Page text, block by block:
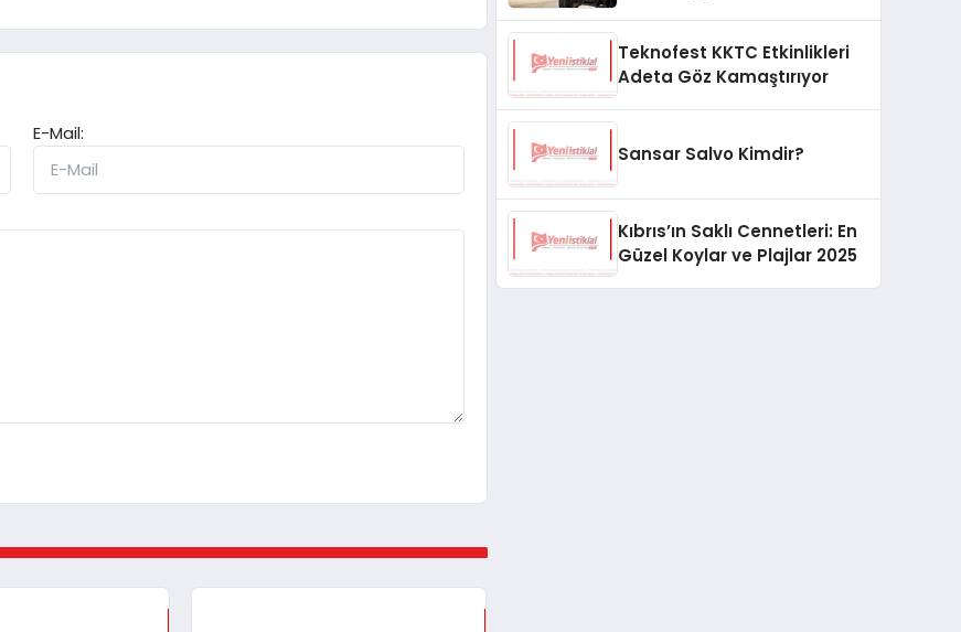
E-Mail:
Teknofest KKTC Etkinlikleri
Adeta Göz Kamaştırıyor
Sansar Salvo Kimdir?
Kıbrıs’ın Saklı Cennetleri: En
Güzel Koylar ve Plajlar 2025